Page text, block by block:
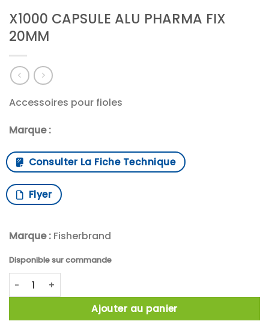
X1000 CAPSULE ALU PHARMA FIX
20MM
Accessoires pour fioles
Marque :
Consulter La Fiche Technique
Flyer
Marque : Fisherbrand
Disponible sur commande
quantité de X1000 CAPSULE ALU PHARMA FIX 20MM
Ajouter au panier